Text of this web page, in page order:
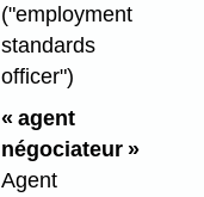
("employment
standards
officer")
« agent
négociateur »
Agent